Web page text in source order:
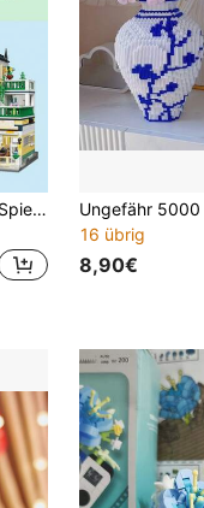
1000 Stück Mini-Baustein Spielzeug-Set, detaillierte Architektur Szenerie, Möbeldekoration, reichhaltige Innen- und Außenausstattung, unterhaltend und dekorativ
16 übrig
8,90€